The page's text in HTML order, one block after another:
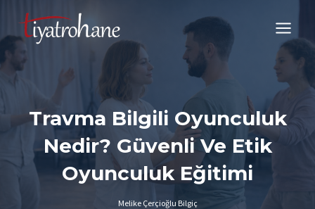
Travma Bilgili Oyunculuk
Nedir? Güvenli Ve Etik
Oyunculuk Eğitimi
Melike Çerçioğlu Bilgiç